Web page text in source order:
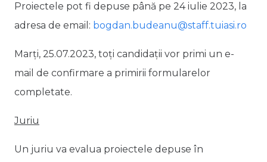
Proiectele pot fi depuse până pe 24 iulie 2023, la
adresa de email: bogdan.budeanu@staff.tuiasi.ro
Marți, 25.07.2023, toți candidații vor primi un e-
mail de confirmare a primirii formularelor
completate.
Juriu
Un juriu va evalua proiectele depuse în